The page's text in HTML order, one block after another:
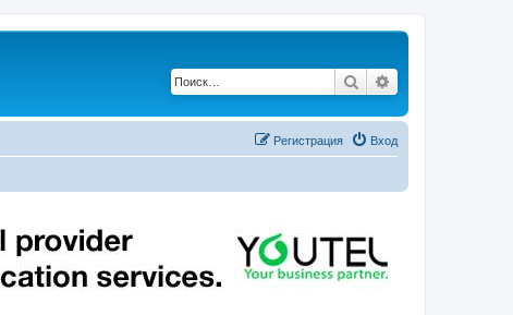
Поиск
Вход
Регистрация